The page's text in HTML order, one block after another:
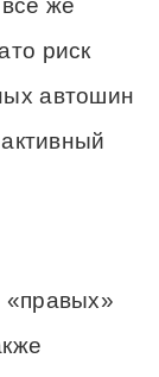
риск
автошин